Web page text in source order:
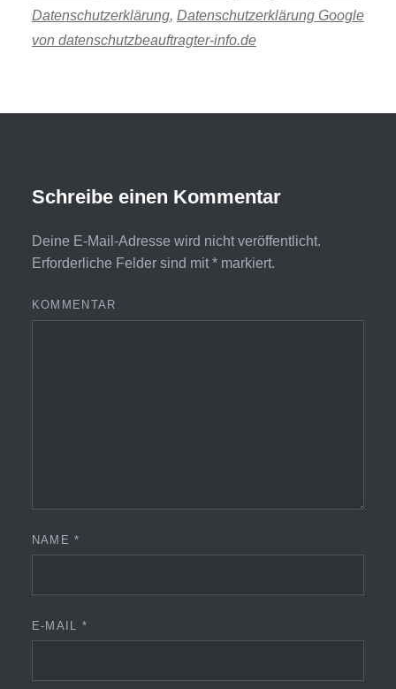
Datenschutzerklärung, Datenschutzerklärung Google
von datenschutzbeauftragter-info.de
Schreibe einen Kommentar
Deine E-Mail-Adresse wird nicht veröffentlicht.
Erforderliche Felder sind mit *markiert.
KOMMENTAR
NAME*
E-MAIL *